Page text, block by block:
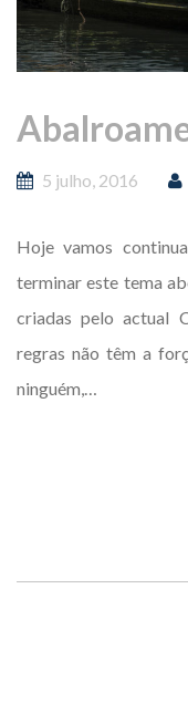
5 julho, 2016
Hoje vamos
terminar este tema
criadas pelo actual
regras não têm a
ninguém,…